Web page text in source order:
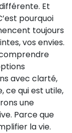
Et
pourquoi
toujours
vos envies.
avec clarté,
ce qui est utile,
une
Parce que
la vie.